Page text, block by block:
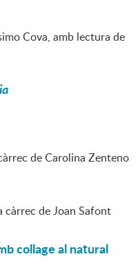
Cova, amb lectura de
de Carolina Zenteno
càrrec de Joan Safont
collage al natural